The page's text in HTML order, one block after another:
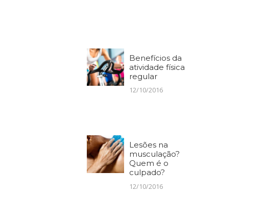
Benefícios da
atividade física
regular
12/10/2016
Lesões na
musculação?
Quem é o
culpado?
12/10/2016